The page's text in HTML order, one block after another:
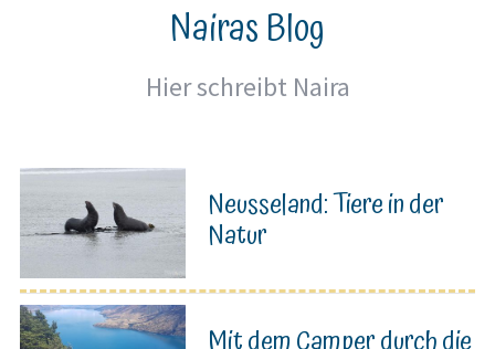
Nairas Blog
Hier schreibt Naira
Neusseland: Tiere in der
Natur